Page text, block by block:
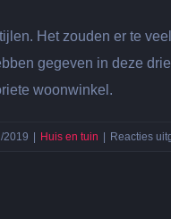
Het zouden er te
gegeven in deze
woonwinkel.
2019 Huis en tuin Reacties